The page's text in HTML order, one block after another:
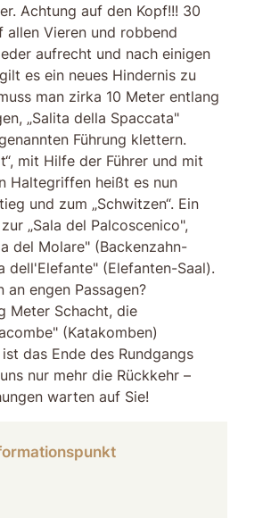
Achtung auf den Kopf!!! 30
allen Vieren und robbend
aufrecht und nach einigen
es ein neues Hindernis zu
man zirka 10 Meter entlang
„Salita della Spaccata"
Führung klettern.
mit Hilfe der Führer und mit
Haltegriffen heißt es nun
und zum „Schwitzen“. Ein
„Sala del Palcoscenico",
del Molare" (Backenzahn-
dell'Elefante" (Elefanten-Saal).
an engen Passagen?
Meter Schacht, die
(Katakomben)
das Ende des Rundgangs
nur mehr die Rückkehr –
warten auf Sie!